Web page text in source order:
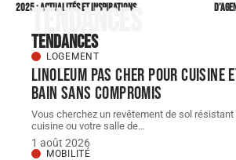
2025 : actualités et inspirations
Tendances
Tendances
LOGEMENT
Linoleum pas cher pour cuisine
bain sans compromis
Vous cherchez un revêtement de sol résistant
cuisine ou votre salle de…
1 août 2026
MOBILITÉ